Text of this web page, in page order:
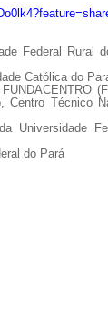
Federal Rural
Católica do
Centro Técnico
Universidade
do Pará